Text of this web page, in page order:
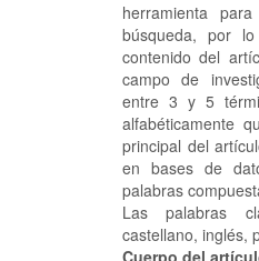
herramienta
búsqueda, por
contenido del
campo de
entre 3 y 5
alfabéticamente
principal del
en bases de
palabras
Las palabras
castellano, inglés,
Cuerpo del